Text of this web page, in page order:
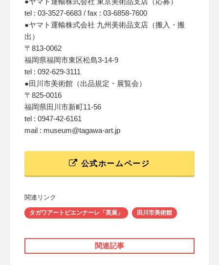
tel : 03-3527-6683 / fax : 03-6858-7600
●ヤマト運輸株式会社 九州美術品支店（搬入・搬
出）
〒813-0062
福岡県福岡市東区松島3-14-9
tel : 092-629-3111
●田川市美術館（出品規定・展覧会）
〒825-0016
福岡県田川市新町11-56
tel : 0947-42-6161
mail : museum@tagawa-art.jp
公式ホームページ
関連リンク
タガワアートビエンナーレ「英展」 田川市美術館
関連記事